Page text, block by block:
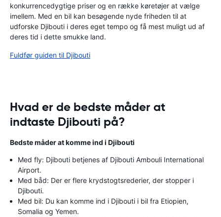
konkurrencedygtige priser og en række køretøjer at vælge
imellem. Med en bil kan besøgende nyde friheden til at
udforske Djibouti i deres eget tempo og få mest muligt ud af
deres tid i dette smukke land.
Fuldfør guiden til Djibouti
Hvad er de bedste måder at
indtaste Djibouti på?
Bedste måder at komme ind i Djibouti
Med fly: Djibouti betjenes af Djibouti Ambouli International
Airport.
Med båd: Der er flere krydstogtsrederier, der stopper i
Djibouti.
Med bil: Du kan komme ind i Djibouti i bil fra Etiopien,
Somalia og Yemen.